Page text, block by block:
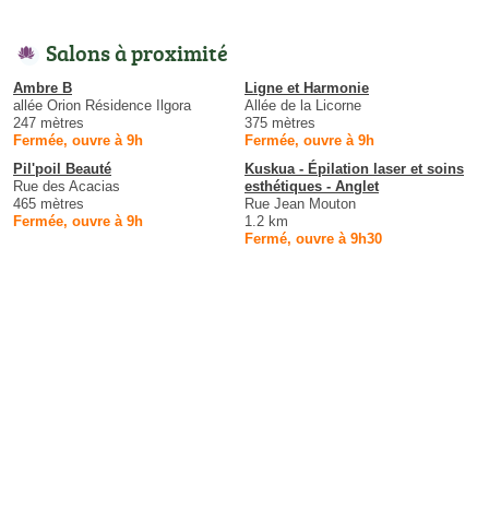
Salons à proximité
Ambre B
allée Orion Résidence Ilgora
247 mètres
Fermée, ouvre à 9h
Ligne et Harmonie
Allée de la Licorne
375 mètres
Fermée, ouvre à 9h
Pil'poil Beauté
Rue des Acacias
465 mètres
Fermée, ouvre à 9h
Kuskua - Épilation laser et soins
esthétiques - Anglet
Rue Jean Mouton
1.2 km
Fermé, ouvre à 9h30